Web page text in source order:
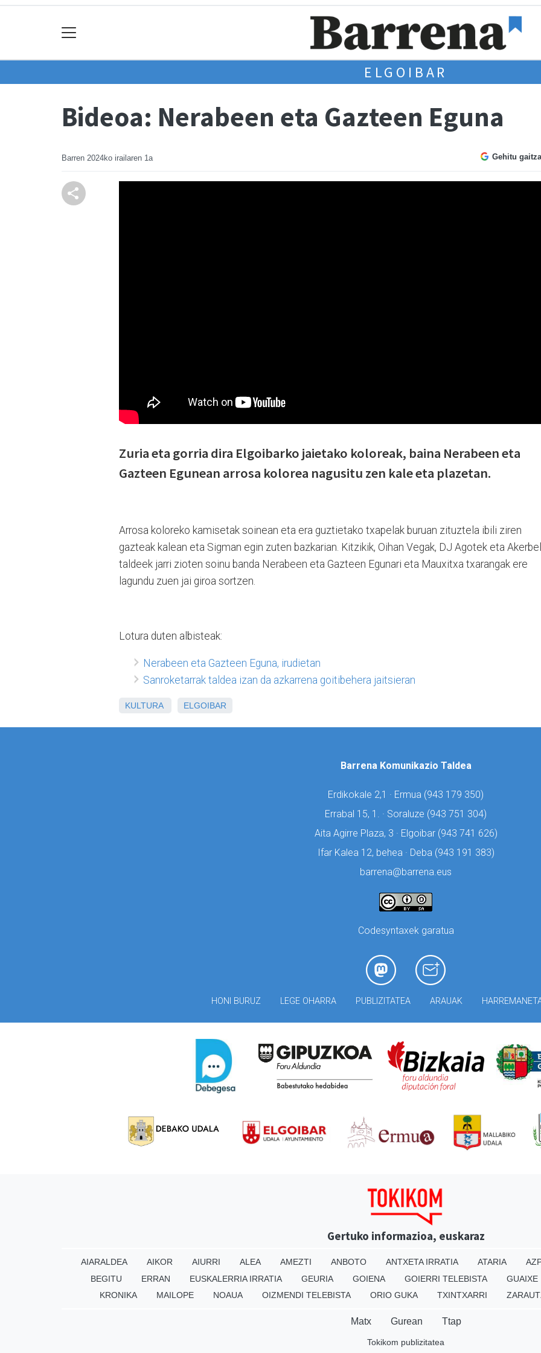
ELGOIBAR
Bideoa: Nerabeen eta Gazteen Eguna
Barren 2024ko irailaren 1a Gehitu
Zuria eta gorria dira Elgoibarko jaietako koloreak, baina Nerabeen eta
Gazteen Egunean arrosa kolorea nagusitu zen kale eta plazetan.
Arrosa koloreko kamisetak soinean eta era guztietako txapelak buruan zituztela ibili ziren
gazteak kalean eta Sigman egin zuten bazkarian. Kitzikik, Oihan Vegak, DJ Agotek eta
taldeek jarri zioten soinu banda Nerabeen eta Gazteen Egunari eta Mauxitxa txarangak ere
lagundu zuen jai giroa sortzen.
Lotura duten albisteak:
Nerabeen eta Gazteen Eguna, irudietan
Sanroketarrak taldea izan da azkarrena goitibehera jaitsieran
KULTURA ELGOIBAR
Barrena Komunikazio Taldea
Erdikokale 2,1 · Ermua (943 179 350)
Errabal 15, 1. · Soraluze (943 751 304)
Aita Agirre Plaza, 3 · Elgoibar (943 741 626)
Ifar Kalea 12, behea · Deba (943 191 383)
barrena@barrena.eus
Codesyntaxek garatua
HONI BURUZ LEGE OHARRA PUBLIZITATEA ARAUAK
Gertuko informazioa, euskaraz
AIARALDEA AIKOR AIURRI ALEA AMEZTI ANBOTO ANTXETA IRRATIA ATARIA
BEGITU
ERRAN EUSKALERRIA IRRATIA GEURIA GOIENA GOIERRI TELEBISTA
GUAIXE
KRONIKA
MAILOPE NOAUA OIZMENDI TELEBISTA ORIO GUKA TXINTXARRI
Matx Gurean Ttap
Tokikom publizitatea